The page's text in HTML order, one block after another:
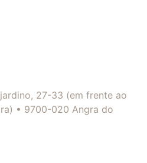
27-33 (em frente ao
• 9700-020 Angra do